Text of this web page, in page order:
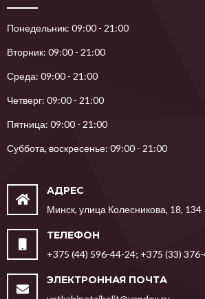
Понедельник: 09:00 - 21:00
Вторник: 09:00 - 21:00
Среда: 09:00 - 21:00
Четверг: 09:00 - 21:00
Пятница: 09:00 - 21:00
Суббота, воскресенье: 09:00 - 21:00
АДРЕС
Минск, улица Колесникова, 18, 134
ТЕЛЕФОН
+375 (44) 596-44-24; +375 (33)
ЭЛЕКТРОННАЯ ПОЧТА